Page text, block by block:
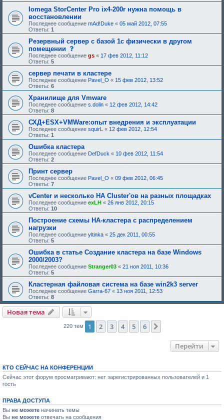
е
о
д
о
б
р
е
н
и
я
Iomega StorCenter Pro ix4-200r нужна помощь в
восстановлении
Последнее сообщение mAd!Duke « 05 май 2012, 07:55
Ответы: 1
Резервный сервер с базой 1с физически в другом
помещении
о
о
б
щ
е
н
и
е
,
т
р
е
б
у
е
е
б
н
и
Последнее сообщение gs « 17 фев 2012, 11:12
Ответы: 5
сервер печати в кластере
Последнее сообщение Pavel_O « 15 фев 2012, 13:52
Ответы: 6
Хранилище для Vmware
Последнее сообщение s.dolin « 12 фев 2012, 14:42
Ответы: 8
СХД+ESX+VMWare:опыт внедрения и эксплуатации
Последнее сообщение squirL « 12 фев 2012, 12:54
Ответы: 1
Ошибка кластера
Последнее сообщение DefDuck « 10 фев 2012, 11:54
Ответы: 2
Принт сервер
Последнее сообщение Pavel_O « 09 фев 2012, 06:45
Ответы: 7
vCenter и несколько HA Cluster'ов на разных площадках
Последнее сообщение exLH « 26 янв 2012, 20:15
Ответы: 10
Построение схемы HA-кластера с распределением
нагрузки
Последнее сообщение yltinka « 25 дек 2011, 00:55
Ответы: 5
Ошибка в статье Создание кластера на базе Windows
2000/2003?
Последнее сообщение Stranger03 « 21 ноя 2011, 10:36
Ответы: 5
Кластерная файловая система на базе win2k3 server
Последнее сообщение Garra-67 « 13 ноя 2011, 12:53
Ответы: 8
Новая тема
220 тем 1 2 3 4 5 6
Перейти
КТО СЕЙЧАС НА КОНФЕРЕНЦИИ
Сейчас этот форум просматривают: нет зарегистрированных пользователей и 1
гость
ПРАВА ДОСТУПА
Вы не можете начинать темы
Вы не можете отвечать на сообщения